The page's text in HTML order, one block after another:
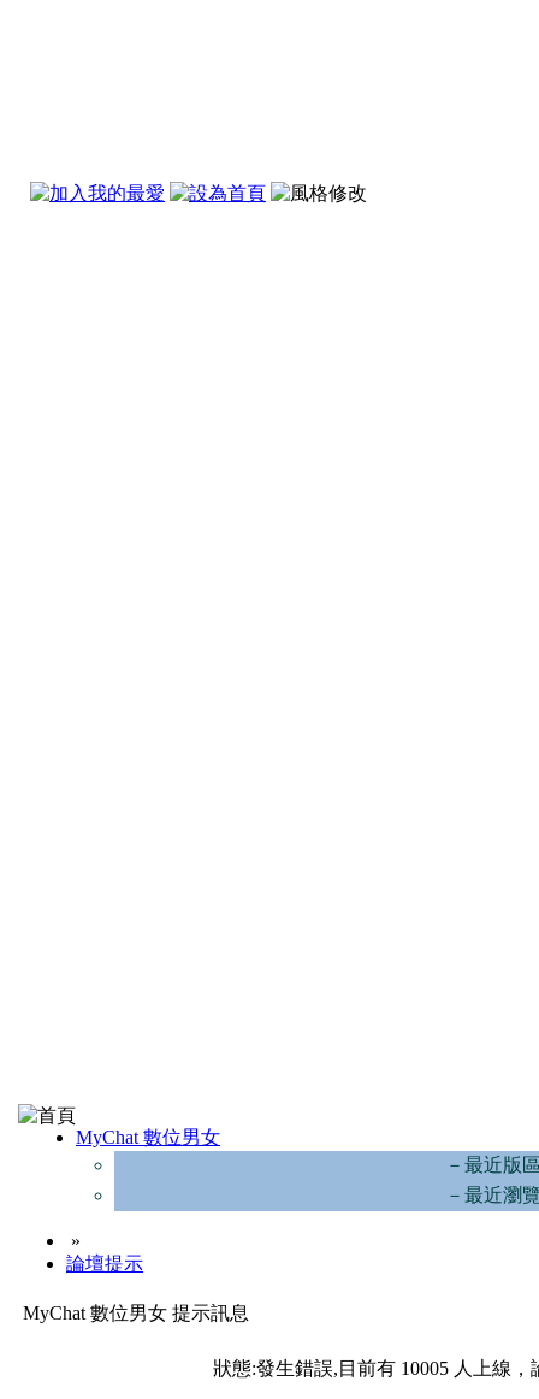
MyChat 數位男女
－最近版
－最近瀏
»
論壇提示
MyChat 數位男女 提示訊息
狀態:發生錯誤,目前有 10005 人上線